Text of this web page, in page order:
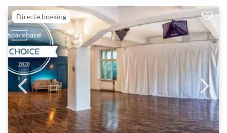
Directe boeking